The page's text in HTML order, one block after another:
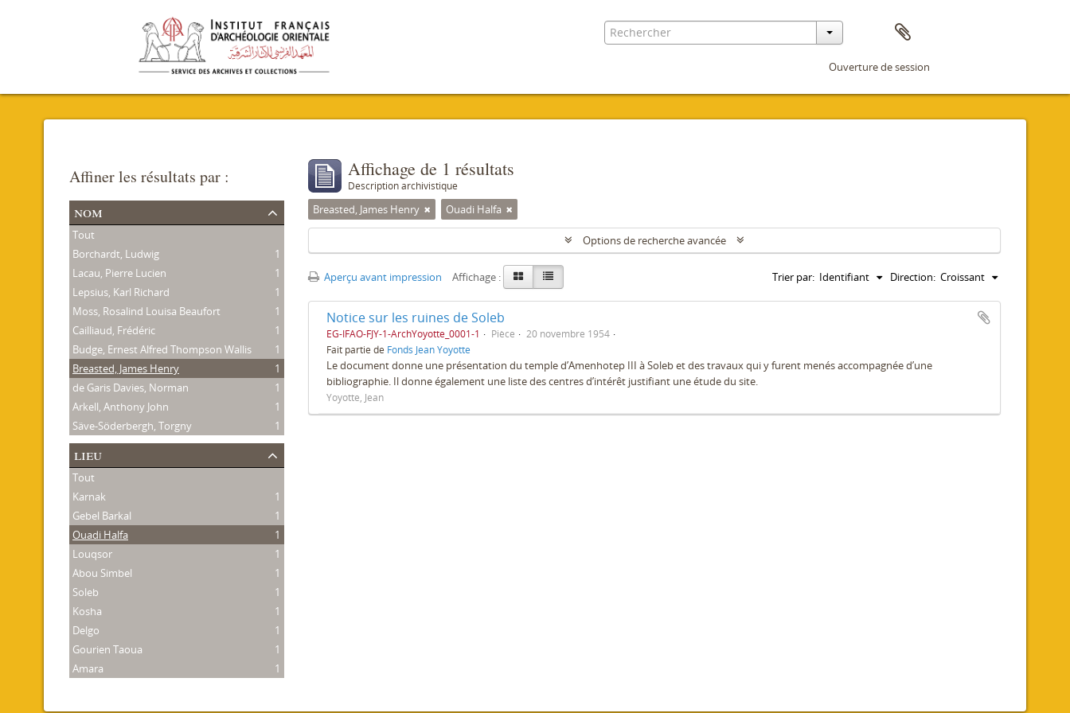
Ouverture de session
Affiner les résultats par :
nom
Tout
Borchardt, Ludwig
1
Lacau, Pierre Lucien
1
Lepsius, Karl Richard
1
Moss, Rosalind Louisa Beaufort
1
Cailliaud, Frédéric
1
Budge, Ernest Alfred Thompson Wallis
1
Breasted, James Henry
1
de Garis Davies, Norman
1
Arkell, Anthony John
1
Säve-Söderbergh, Torgny
1
lieu
Tout
Karnak
1
Gebel Barkal
1
Ouadi Halfa
1
Louqsor
1
Abou Simbel
1
Soleb
1
Kosha
1
Delgo
1
Gourien Taoua
1
Amara
1
Affichage de 1 résultats
Description archivistique
Breasted, James Henry Ouadi Halfa
Options de recherche avancée
Aperçu avant impression Affichage : Trier par: Identifiant Direction: Croissant
Notice sur les ruines de Soleb
EG-IFAO-FJY-1-ArchYoyotte_0001-1 Pièce
20 novembre 1954
Fait partie de Fonds Jean Yoyotte
Le document donne une présentation du temple d’Amenhotep III à Soleb et des travaux qui y furent menés accompagnée d’une
bibliographie. Il donne également une liste des centres d’intérêt justifiant une étude du site.
Yoyotte, Jean